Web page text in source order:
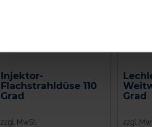
Injektor-
Flachstrahldüse 110
Grad
zzgl. MwSt.
Grad
zzgl.